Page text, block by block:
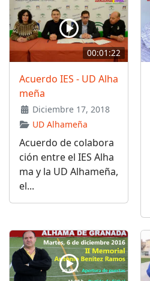
00:01:22
Acuerdo IES - UD Alha
meña
Diciembre 17, 2018
UD Alhameña
Acuerdo de colabora
ción entre el IES Alha
ma y la UD Alhameña,
el...